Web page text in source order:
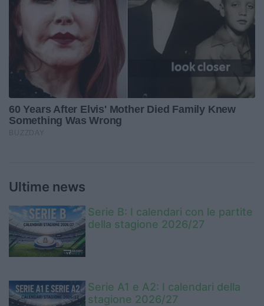
Ultime news
Serie B: I calendari con le partite
della stagione 2026/27
Serie A1 e A2: I calendari della
stagione 2026/27